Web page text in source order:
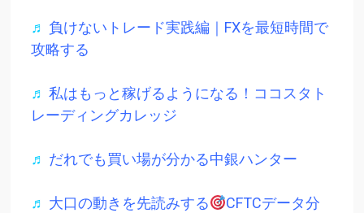
♬ 負けないトレード実践編｜FXを最短時間で
攻略する
♬ 私はもっと稼げるようになる！ココスタト
レーディングカレッジ
♬ だれでも買い場が分かる中銀ハンター
♬ 大口の動きを先読みする
CFTCデータ分